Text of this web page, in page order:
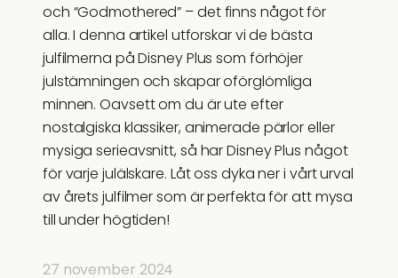
och “Godmothered” – det finns något för
alla. I denna artikel utforskar vi de bästa
julfilmerna på Disney Plus som förhöjer
julstämningen och skapar oförglömliga
minnen. Oavsett om du är ute efter
nostalgiska klassiker, animerade pärlor eller
mysiga serieavsnitt, så har Disney Plus något
för varje julälskare. Låt oss dyka ner i vårt urval
av årets julfilmer som är perfekta för att mysa
till under högtiden!
27 november 2024